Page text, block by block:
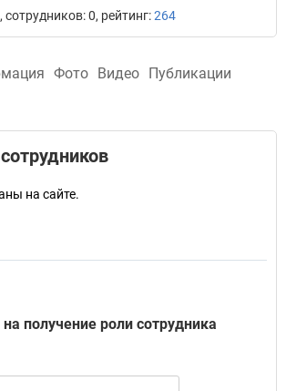
0, рейтинг:264
Фото Видео Публикации
на сайте.
получение роли сотрудника